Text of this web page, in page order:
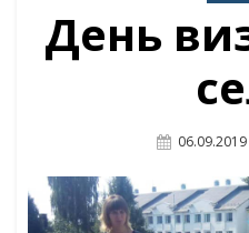
День
Posted
06.09.2019